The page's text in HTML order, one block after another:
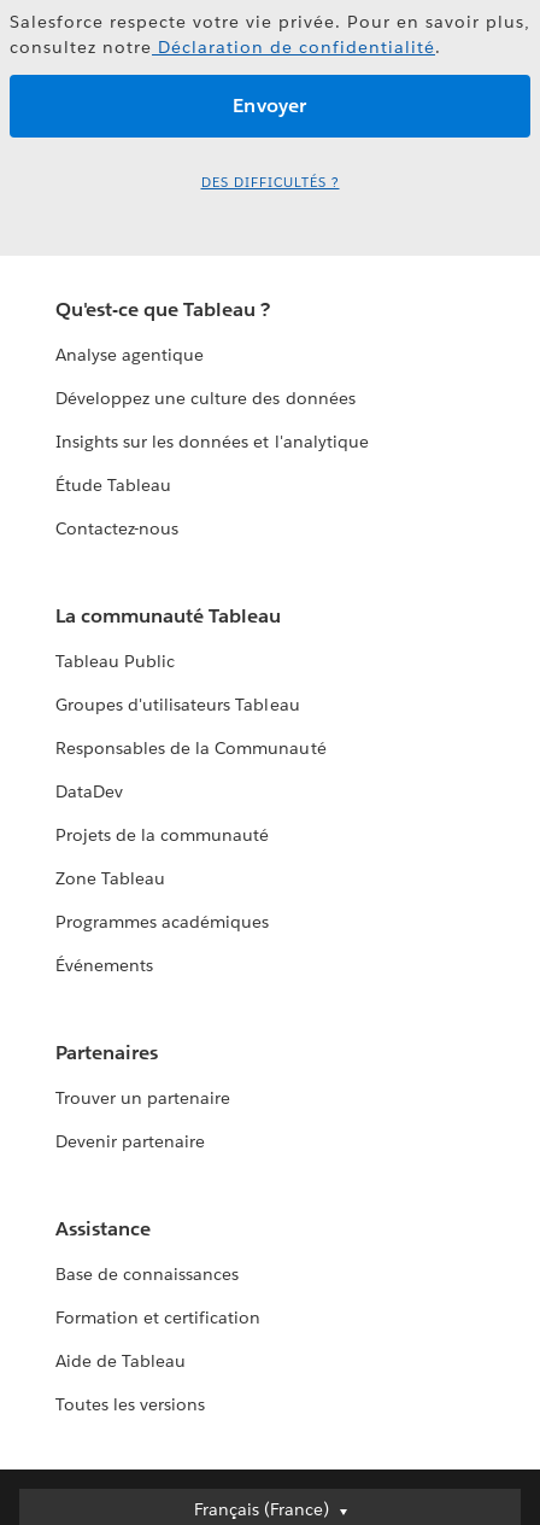
Salesforce respecte votre vie privée. Pour en savoir plus,
consultez notre Déclaration de confidentialité.
DES DIFFICULTÉS ?
Qu'est-ce que Tableau ?
Analyse agentique
Développez une culture des données
Insights sur les données et l'analytique
Étude Tableau
Contactez-nous
La communauté Tableau
Tableau Public
Groupes d'utilisateurs Tableau
Responsables de la Communauté
DataDev
Projets de la communauté
Zone Tableau
Programmes académiques
Événements
Partenaires
Trouver un partenaire
Devenir partenaire
Assistance
Base de connaissances
Formation et certification
Aide de Tableau
Toutes les versions
Français (France)
Français (France)